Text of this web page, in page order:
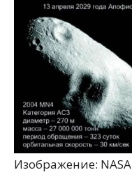
Изображение: NASA